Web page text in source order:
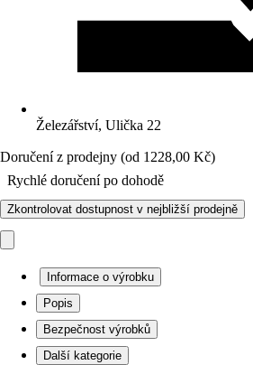
Železářství, Ulička 22
Doručení z prodejny (od 1228,00 Kč)
Rychlé doručení po dohodě
Zkontrolovat dostupnost v nejbližší prodejně
Informace o výrobku
Popis
Bezpečnost výrobků
Další kategorie